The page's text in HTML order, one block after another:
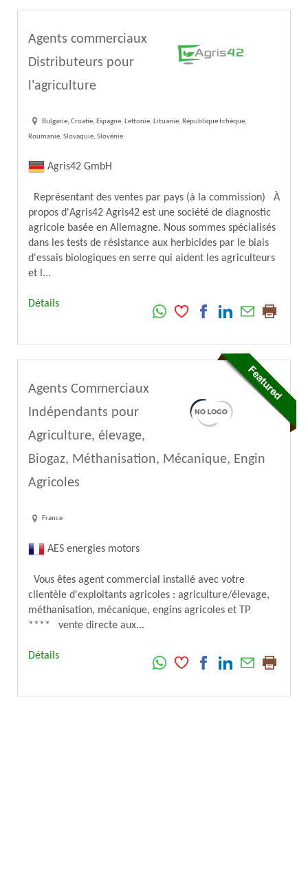
Agents commerciaux
Distributeurs pour
l'agriculture
Bulgarie, Croatie, Espagne, Lettonie, Lituanie, République tchèque,
Roumanie, Slovaquie, Slovénie
Agris42 GmbH
Représentant des ventes par pays (à la commission) À
propos d'Agris42 Agris42 est une société de diagnostic
agricole basée en Allemagne. Nous sommes spécialisés
dans les tests de résistance aux herbicides par le biais
d'essais biologiques en serre qui aident les agriculteurs
et l...
Détails
Agents Commerciaux
Indépendants pour
Agriculture, élevage,
Biogaz, Méthanisation, Mécanique, Engin
Agricoles
France
AES energies motors
Vous êtes agent commercial installé avec votre
clientèle d'exploitants agricoles : agriculture/élevage,
méthanisation, mécanique, engins agricoles et TP
**** vente directe aux...
Détails